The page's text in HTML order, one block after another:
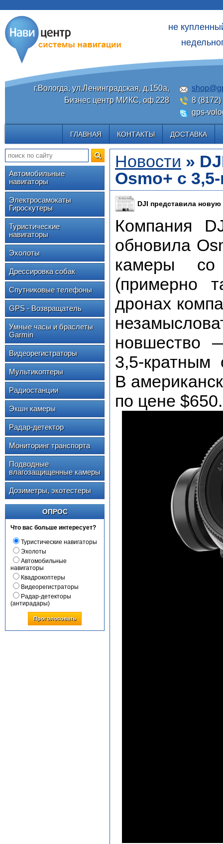
не
г.Вологда, ул.Ленинградская, д.150а,
Бизнес центр МИКС, оф.228
8 (8172)
gps-
ГЛАВНАЯ КОНТАКТЫ ДОСТАВКА
Автомобильные
навигаторы
Электросамокаты
Гироскутеры
Туристические
навигаторы
Эхолоты
Дрессировка собак
Спутниковые телефоны
GPS - Возвращатель
Умные часы и браслеты
Garmin
Видеорегистраторы
Мультикоптеры
Радиостанции
Экшн камеры
Радар-детектор
Мониторинг транспорта
Подводные
влагозащищенные камеры
Дозиметры, экотестеры
ОПРОС
Что вас больше интересует?
Туристические навигаторы
Эхолоты
Автомобильные
навигаторы
Квадрокоптеры
Видеорегистраторы
Радар-детекторы
(антирадары)
Проголосовать
Новости »
Osmo+ с
DJI представила
Компания
обновила
камеры со
(примерно
дронах
новшество
3,5-кратным
В
по цене $650.